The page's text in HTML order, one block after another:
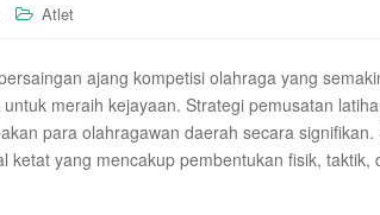
Atlet
ajang kompetisi olahraga yang
meraih kejayaan. Strategi pemusatan
para olahragawan daerah secara
ketat yang mencakup pembentukan fisik,